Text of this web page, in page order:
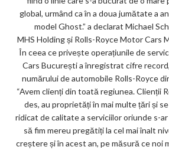
global, urmând ca în a doua jumătate a
model Ghost.” a declarat Michael
MHS Holding și Rolls-Royce Motor Cars
În ceea ce privește operațiunile de
Cars București a înregistrat cifre
numărului de automobile Rolls-Royce
“Avem clienți din toată regiunea. Clienții
des, au proprietăți în mai multe țări și
ridicat de calitate a serviciilor oriunde s-
să fim mereu pregătiți la cel mai înalt
creștere și în acest an, pe măsură ce noi